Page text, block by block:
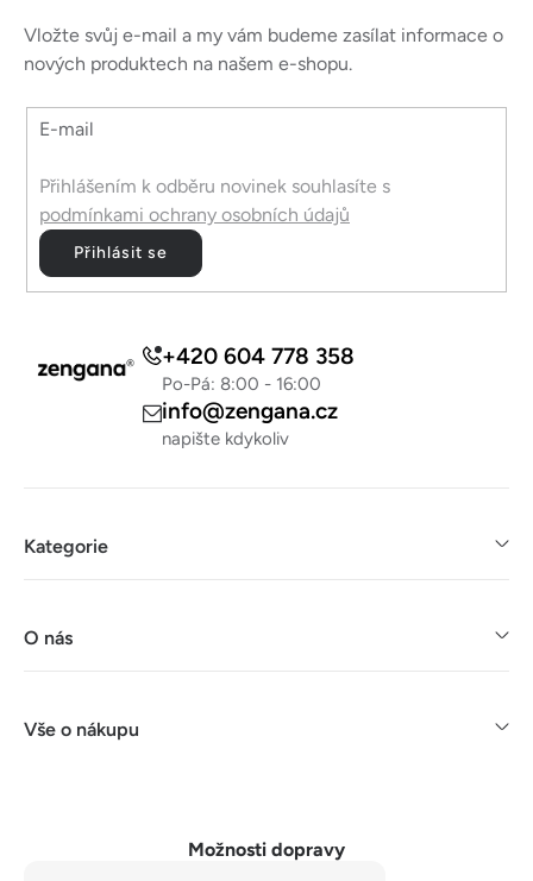
Vložte svůj e-mail a my vám budeme zasílat informace o
nových produktech na našem e-shopu.
E-mail
Přihlášením k odběru novinek souhlasíte s
podmínkami ochrany osobních údajů
Přihlásit se
+420 604 778 358
Po-Pá: 8:00 - 16:00
info@zengana.cz
napište kdykoliv
Kategorie
O nás
Vše o nákupu
Možnosti dopravy